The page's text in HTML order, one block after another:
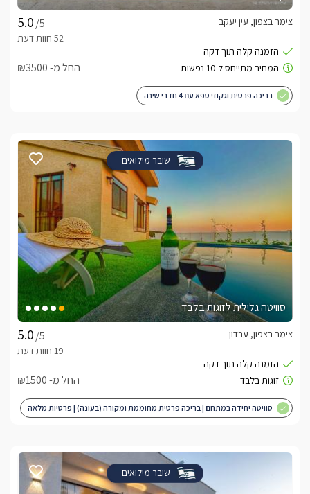
/5
צימר בצפון, עין יעקב
החל מ- ₪3500
בריכה פרטית וגקוזי ספא עם 4 חדרי שינה
שובר מילואים
סוויטה גלילית לזוגות בלבד
/5
צימר בצפון, עבדון
החל מ- ₪1500
סוויטה יחידה במתחם | בריכה פרטית מחוממת ומקורה (בעונה) | פרטיות מלאה
שובר מילואים